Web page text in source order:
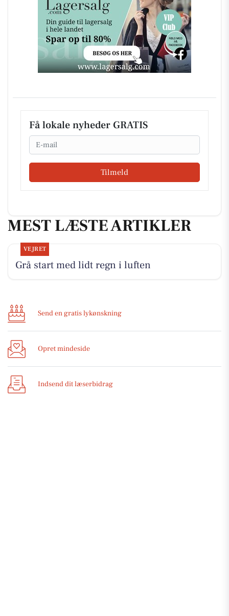
Få lokale nyheder GRATIS
Email
Tilmeld
MEST LÆSTE ARTIKLER
VEJRET
Grå start med lidt regn i luften
Send en gratis lykønskning
Opret mindeside
Indsend dit læserbidrag